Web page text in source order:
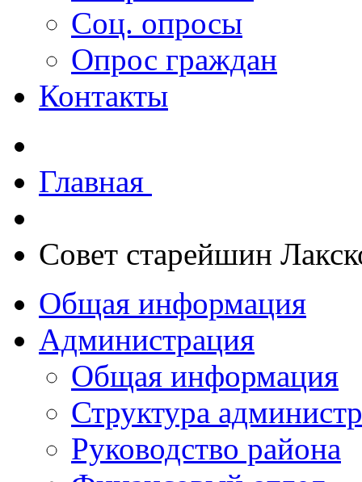
Соц. опросы
Опрос граждан
Контакты
Главная
Совет старейшин
Общая информация
Администрация
Общая информация
Структура
Руководство района